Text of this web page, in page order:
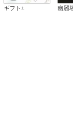
ギフト± 幽麗